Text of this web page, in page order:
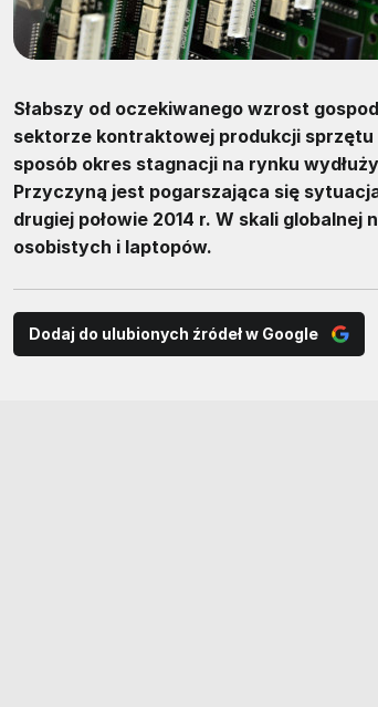
Słabszy od oczekiwanego wzrost
sektorze kontraktowej produkcji
sposób okres stagnacji na rynku
Przyczyną jest pogarszająca się
drugiej połowie 2014 r. W skali
osobistych i laptopów.
Dodaj do ulubionych źródeł w Google